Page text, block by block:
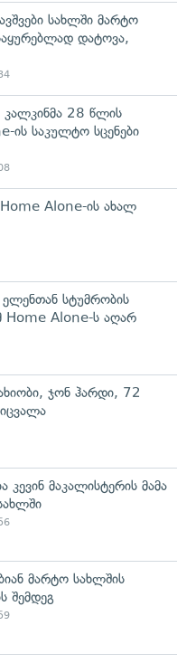
სახლში მარტო
დატოვა,
28 წლის
ის საკულტო სცენები
Alone-ის ახალ
სტუმრობის
Alone-ს აღარ
ჯონ ჰარდი, 72
კევინ მაკალისტერის მამა
მარტო სახლშის
შემდეგ